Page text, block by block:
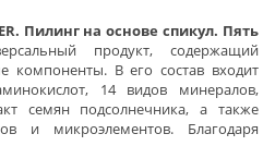
Пилинг на основе спикул. Пять
продукт, содержащий
компоненты. В его состав входит
14 видов минералов,
семян подсолнечника, а также
и микроэлементов. Благодаря